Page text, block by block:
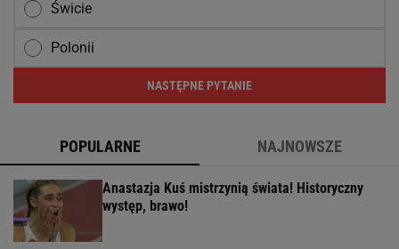
Świcie
Polonii
NASTĘPNE PYTANIE
POPULARNE NAJNOWSZE
Anastazja Kuś mistrzynią świata! Historyczny
występ, brawo!